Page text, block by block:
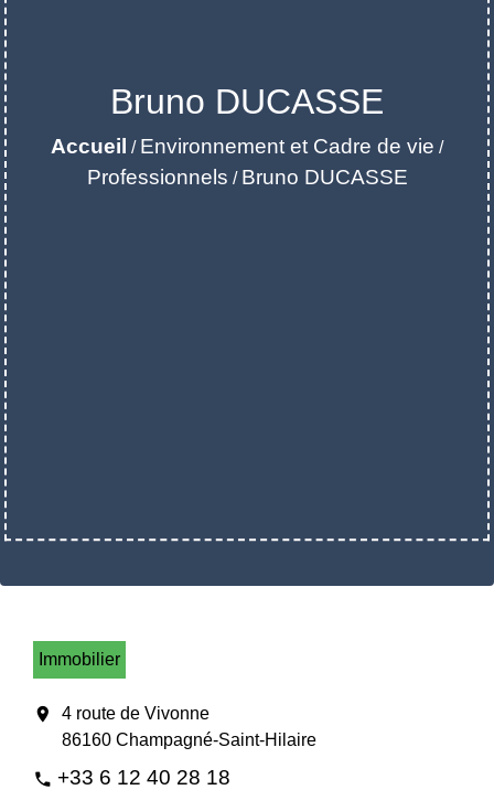
Bruno DUCASSE
Accueil / Environnement et Cadre de vie /
Professionnels / Bruno DUCASSE
Immobilier
location_on
4 route de Vivonne
86160 Champagné-Saint-Hilaire
phone +33 6 12 40 28 18